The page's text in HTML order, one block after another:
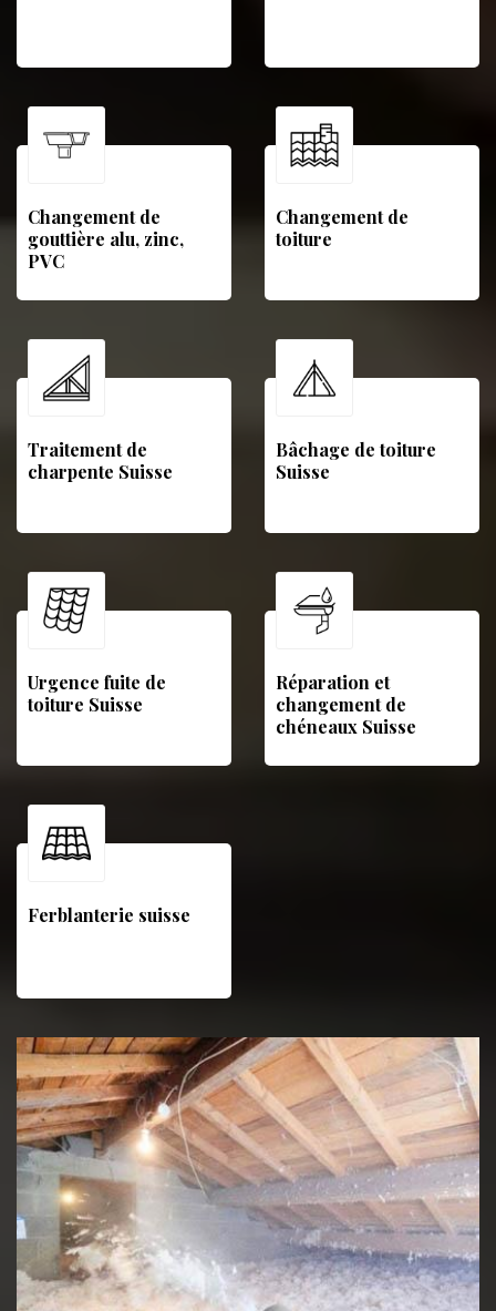
Changement de
gouttière alu, zinc,
PVC
Changement de
toiture
Traitement de
charpente Suisse
Bâchage de toiture
Suisse
Urgence fuite de
toiture Suisse
Réparation et
changement de
chéneaux Suisse
Ferblanterie suisse